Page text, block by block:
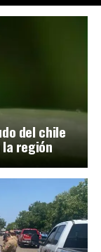
del chile
región